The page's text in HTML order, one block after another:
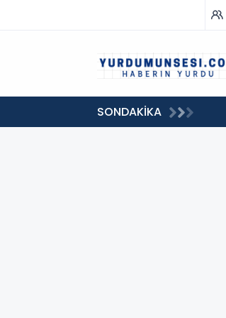
SONDAKİKA
milyon 549 bin 594 TL. bağış